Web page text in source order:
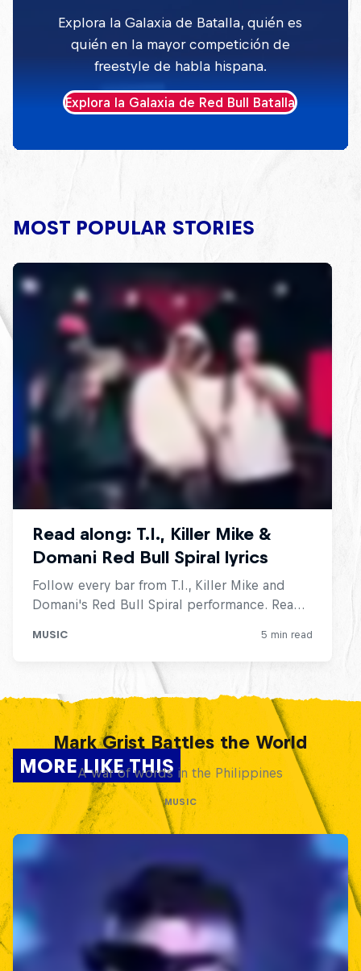
Explora la Galaxia de Batalla, quién es
quién en la mayor competición de
freestyle de habla hispana.
Explora la Galaxia de Red Bull Batalla
MOST POPULAR STORIES
MORE LIKE THIS
Mark Grist Battles the World
A war of words in the Philippines
MUSIC